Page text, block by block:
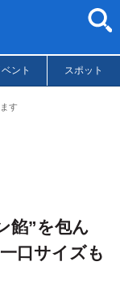
ント スポット
す
餡”を包ん
口サイズも